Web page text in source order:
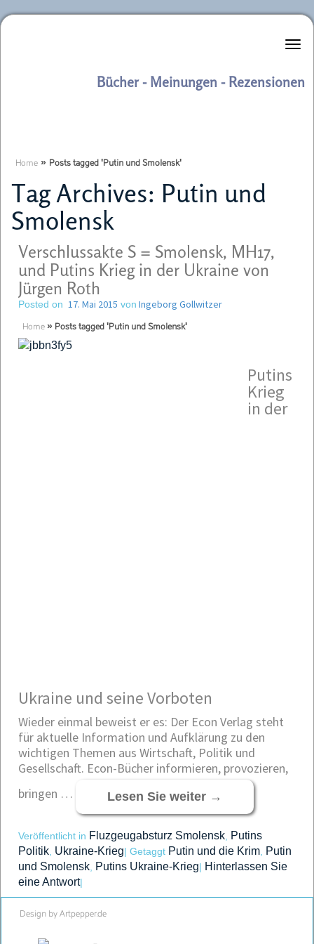
Literaturkurier.net
Bücher - Meinungen - Rezensionen
Home » Posts tagged 'Putin und Smolensk'
Tag Archives: Putin und
Smolensk
Verschlussakte S = Smolensk, MH17,
und Putins Krieg in der Ukraine von
Jürgen Roth
Posted on 17. Mai 2015 von Ingeborg Gollwitzer
Home » Posts tagged 'Putin und Smolensk'
Putins
Krieg
in der
Ukraine und seine Vorboten
Wieder einmal beweist er es: Der Econ Verlag steht
für aktuelle Information und Aufklärung zu den
wichtigen Themen aus Wirtschaft, Politik und
Gesellschaft. Econ-Bücher informieren, provozieren,
bringen …
Lesen Sie weiter →
Veröffentlicht in Fluzgeugabsturz Smolensk Putins
Politik Ukraine-Krieg| Getaggt Putin und die Krim Putin
und Smolensk Putins Ukraine-Krieg| Hinterlassen Sie
eine Antwort|
Design by Artpepper.de